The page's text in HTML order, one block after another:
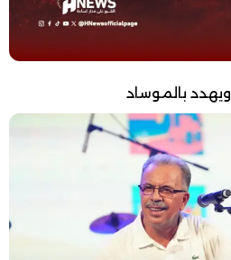
بالموساد